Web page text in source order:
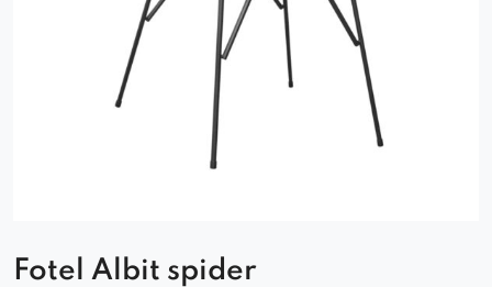
Fotel Albit spider